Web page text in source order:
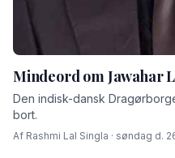
Mindeord om Jawahar
Den indisk-dansk
bort.
Af Rashmi Lal Singla · søndag d.